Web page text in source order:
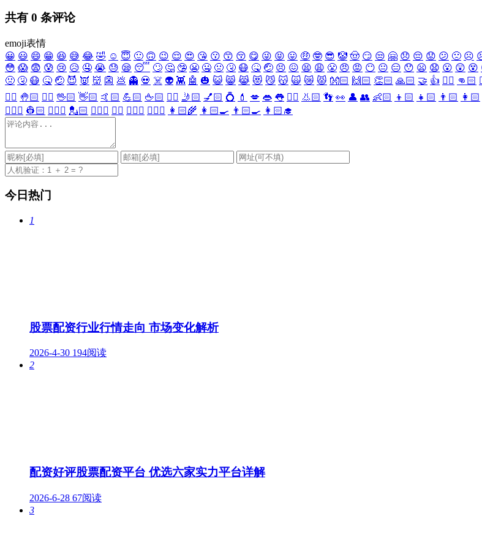
共有 0 条评论
emoji表情
😀 😃 😄 😁 😆 😅 😂 🤣 ☺️ 😇 🙂 🙃 😉 😌 😍 😘 😗 😙 😚 😋 😜 😝 😛 🤑 🤓 😎 🤡 🤠 😏 😒 🤗 😞 😔 😟 😕 🙁 ☹️
😳 😱 😨 😰 😢 😥 🤤 😭 😓 😪 😴 🙄 🤔 🤥 😬 🤐 🤢 🤧 😷 🤒 🤕 😣 😖 😫 😩 😤 😠 😡 😶 😐 😑 😯 😦 😧 😮 😲 😵
🤢 🤧 😷 🤒 🤕 😈 👿 👹 👺 💩 👻 💀 ☠️ 👽 👾 🤖 🎃 😺 😸 😹 😻 😼 😽 🙀 😿 😾 👐🏻 🙌🏻 👏🏻 🙏🏻 🤝 👍 👎🏻 👊🏻
✋🏻 🤚🏻 🖐🏻 🖖🏻 👋🏻 🤙🏻 💪🏻 🖕🏻 ✍🏻 🤳🏻 💅🏻 💍 💄 💋 👄 👅 👂🏻 👃🏻 👣 👀 👤 👥 👶🏻 👦🏻 👧🏻 👨🏻 👩🏻
👷🏻‍♀️ 👷🏻 💂🏻‍♀️ 💂🏻 🕵🏻‍♀️ 🕵🏻 👩🏻‍⚕️ 👨🏻‍⚕️ 👩🏻‍🌾 👩🏻‍🍳 👨🏻‍🍳 👩🏻‍🎓
今日热门
1
股票配资行业行情走向 市场变化解析
2026-4-30 194阅读
2
配资好评股票配资平台 优选六家实力平台详解
2026-6-28 67阅读
3